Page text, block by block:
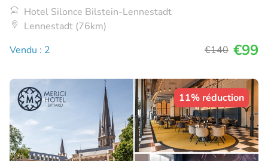
Hotel Silonce Bilstein-Lennestadt
Lennestadt (76km)
Vendu : 2
€140 €99
11% réduction